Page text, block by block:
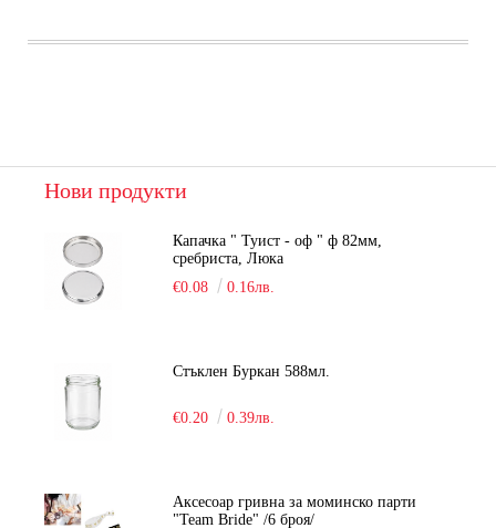
Нови продукти
Капачка " Туист - оф " ф 82мм,
сребриста, Люка
€0.08
0.16лв.
Стъклен Буркан 588мл.
€0.20 0.39лв.
Аксесоар гривна за моминско парти
"Team Bride" /6 броя/